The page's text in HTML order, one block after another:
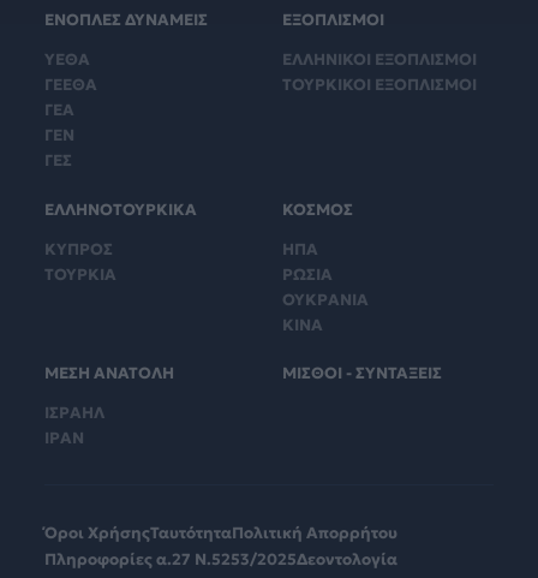
ΕΝΟΠΛΕΣ ΔΥΝΑΜΕΙΣ
ΥΕΘΑ
ΓΕΕΘΑ
ΓΕΑ
ΓΕΝ
ΓΕΣ
ΕΞΟΠΛΙΣΜΟΙ
ΕΛΛΗΝΙΚΟΙ ΕΞΟΠΛΙΣΜΟΙ
ΤΟΥΡΚΙΚΟΙ ΕΞΟΠΛΙΣΜΟΙ
ΕΛΛΗΝΟΤΟΥΡΚΙΚΑ
ΚΥΠΡΟΣ
ΤΟΥΡΚΙΑ
ΚΟΣΜΟΣ
ΗΠΑ
ΡΩΣΙΑ
ΟΥΚΡΑΝΙΑ
ΚΙΝΑ
ΜΕΣΗ ΑΝΑΤΟΛΗ
ΙΣΡΑΗΛ
ΙΡΑΝ
ΜΙΣΘΟΙ - ΣΥΝΤΑΞΕΙΣ
Όροι ΧρήσηςΤαυτότηταΠολιτική Απορρήτου
Πληροφορίες α.27 Ν.5253/2025Δεοντολογία